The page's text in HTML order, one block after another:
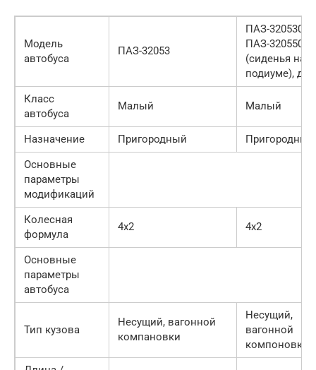
Модель
автобуса
ПАЗ-32053
ПАЗ-320530-
ПАЗ-320550-
(сиденья на
подиуме),
Класс
автобуса
Малый Малый
Назначение Пригородный
Пригородный
Основные
параметры
модификаций
Колесная
формула
4х2 4х2
Основные
параметры
автобуса
Тип кузова
Несущий, вагонной
компановки
Несущий,
вагонной
компоновки